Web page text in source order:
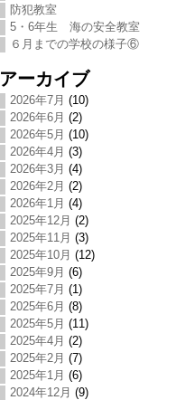
防犯教室
5・6年生 海の安全教室
６月までの学校の様子⑥
アーカイブ
2026年7月 (10)
2026年6月 (2)
2026年5月 (10)
2026年4月 (3)
2026年3月 (4)
2026年2月 (2)
2026年1月 (4)
2025年12月 (2)
2025年11月 (3)
2025年10月 (12)
2025年9月 (6)
2025年7月 (1)
2025年6月 (8)
2025年5月 (11)
2025年4月 (2)
2025年2月 (7)
2025年1月 (6)
2024年12月 (9)